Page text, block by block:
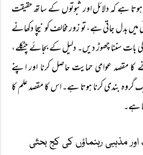
ہے کہ دلائل اور ثبوتوں کے ساتھ حقیقت
بدل جاتی ہے، تو زور مخالف کو نیچا دکھانے
بات سننا چھوڑ دیں۔ دلیل کے بجائے چٹکلے،
کا مقصد عوامی حمایت حاصل کرنا اور اپنے
گروہ بندی کرنا ہوتا ہے۔ اس کا مقصد علم کا
ہے۔
مذہبی رہنماؤں کی کج بحثی